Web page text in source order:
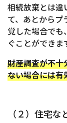
相続放棄とは違
て、あとから
覚した場合で
ぐことができま
財産調査が不十
ない場合には有
（２）住宅